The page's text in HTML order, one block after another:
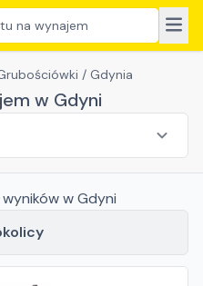
na wynajem
/ Gdynia
w Gdyni
wynikóww Gdyni